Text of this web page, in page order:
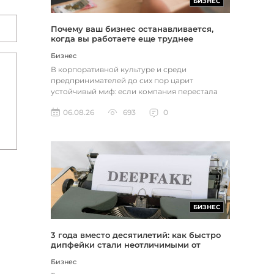
Почему ваш бизнес останавливается,
когда вы работаете еще труднее
Бизнес
В корпоративной культуре и среди
предпринимателей до сих пор царит
устойчивый миф: если компания перестала
пр...06.08.26 693 0
БИЗНЕС
3 года вместо десятилетий: как быстро
дипфейки стали неотличимыми от
Бизнес